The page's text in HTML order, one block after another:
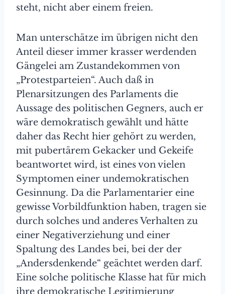
steht, nicht aber einem freien.
Man unterschätze im übrigen nicht den
Anteil dieser immer krasser werdenden
Gängelei am Zustandekommen von
„Protestparteien“. Auch daß in
Plenarsitzungen des Parlaments die
Aussage des politischen Gegners, auch er
wäre demokratisch gewählt und hätte
daher das Recht hier gehört zu werden,
mit pubertärem Gekacker und Gekeife
beantwortet wird, ist eines von vielen
Symptomen einer undemokratischen
Gesinnung. Da die Parlamentarier eine
gewisse Vorbildfunktion haben, tragen sie
durch solches und anderes Verhalten zu
einer Negativerziehung und einer
Spaltung des Landes bei, bei der der
„Andersdenkende“ geächtet werden darf.
Eine solche politische Klasse hat für mich
ihre demokratische Legitimierung